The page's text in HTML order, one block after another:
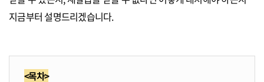
지금부터 설명드리겠습니다.
<목차>